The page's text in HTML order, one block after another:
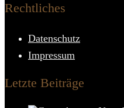
Rechtliches
Datenschutz
Impressum
Letzte Beiträge